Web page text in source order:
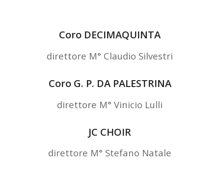
Coro DECIMAQUINTA
direttore M° Claudio Silvestri
Coro G. P. DA PALESTRINA
direttore M° Vinicio Lulli
JC CHOIR
direttore M° Stefano Natale